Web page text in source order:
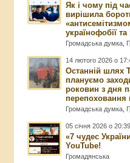
Як і чому під
вирішила
українофобії
Громадська думка
14 лютого 2026 о
Останній шлях
плануємо
роковин з дня
перепоховання
Громадська думка
05 січня 2026 о 20:39
«7 чудес
YouTube!
Громадянська